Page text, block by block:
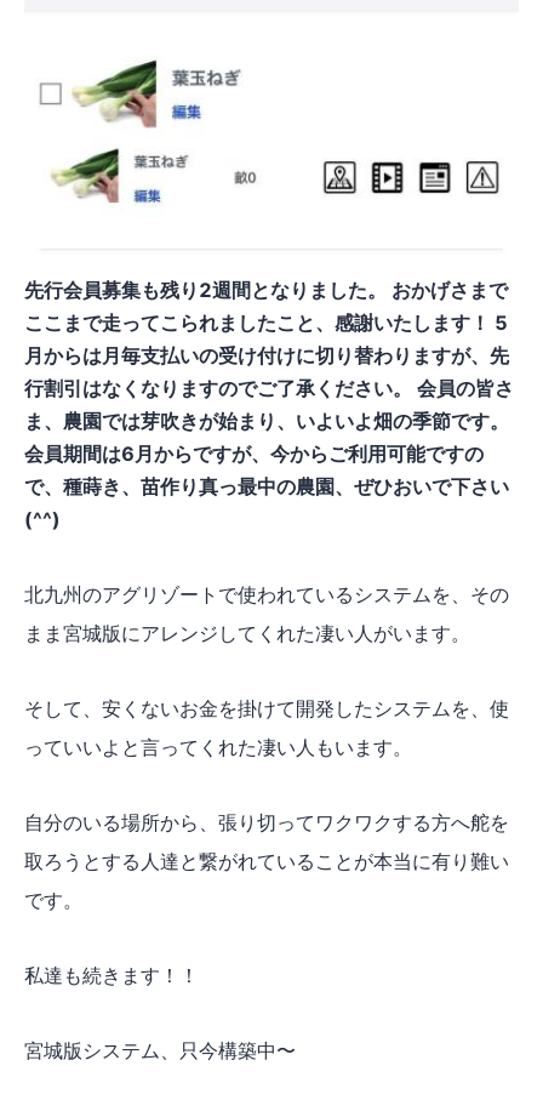
先行会員募集も残り2週間となりました。 おかげさまで
ここまで走ってこられましたこと、感謝いたします！ 5
月からは月毎支払いの受け付けに切り替わりますが、先
行割引はなくなりますのでご了承ください。 会員の皆さ
ま、農園では芽吹きが始まり、いよいよ畑の季節です。
会員期間は6月からですが、今からご利用可能ですの
で、種蒔き、苗作り真っ最中の農園、ぜひおいで下さい
(^^)
北九州のアグリゾートで使われているシステムを、その
まま宮城版にアレンジしてくれた凄い人がいます。
そして、安くないお金を掛けて開発したシステムを、使
っていいよと言ってくれた凄い人もいます。
自分のいる場所から、張り切ってワクワクする方へ舵を
取ろうとする人達と繋がれていることが本当に有り難い
です。
私達も続きます！！
宮城版システム、只今構築中〜